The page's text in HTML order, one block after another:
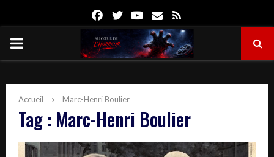
FacebookTwitterYoutube
Email
PRIMARY
Accueil Marc-Henri Boulier
Tag : Marc-Henri Boulier